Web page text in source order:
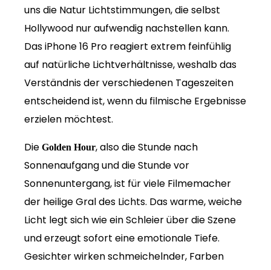
uns die Natur Lichtstimmungen, die selbst
Hollywood nur aufwendig nachstellen kann.
Das iPhone 16 Pro reagiert extrem feinfühlig
auf natürliche Lichtverhältnisse, weshalb das
Verständnis der verschiedenen Tageszeiten
entscheidend ist, wenn du filmische Ergebnisse
erzielen möchtest.
DieGolden Hour, also die Stunde nach
Sonnenaufgang und die Stunde vor
Sonnenuntergang, ist für viele Filmemacher
der heilige Gral des Lichts. Das warme, weiche
Licht legt sich wie ein Schleier über die Szene
und erzeugt sofort eine emotionale Tiefe.
Gesichter wirken schmeichelnder, Farben